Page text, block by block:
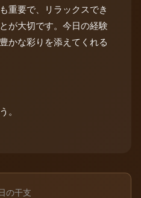
重要で、リラックスでき
が大切です。今日の経験
かな彩りを添えてくれる
。
の干支